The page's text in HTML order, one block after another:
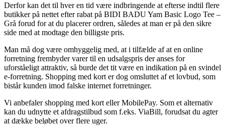
Derfor kan det til hver en tid være indbringende at efterse indtil flere
butikker på nettet efter rabat på BIDI BADU Yam Basic Logo Tee –
Grå forud for at du placerer ordren, således at man er på den sikre
side med at modtage den billigste pris.
Man må dog være omhyggelig med, at i tilfælde af at en online
forretning frembyder varer til en udsalgspris der anses for
uforståeligt attraktiv, så burde det tit være en indikation på en svindel
e-forretning. Shopping med kort er dog omsluttet af et lovbud, som
bistår kunden imod falske internet forretninger.
Vi anbefaler shopping med kort eller MobilePay. Som et alternativ
kan du udnytte et afdragstilbud som f.eks. ViaBill, forudsat du agter
at dække beløbet over flere uger.